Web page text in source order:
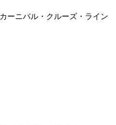
カーニバル・クルーズ・ライン